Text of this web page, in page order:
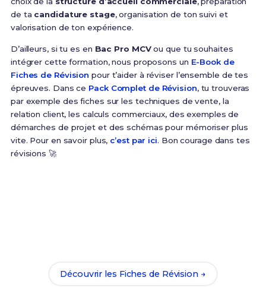
de ta candidature stage, organisation de ton suivi et
valorisation de ton expérience.
D’ailleurs, si tu es en Bac Pro MCVou que tu souhaites
intégrer cette formation, nous proposons un E-Book de
Fiches de Révision pour t’aider à réviser l’ensemble de tes
épreuves. Dans ce Pack Complet de Révision, tu trouveras
par exemple des fiches sur les techniques de vente, la
relation client, les calculs commerciaux, des exemples de
démarches de projet et des schémas pour mémoriser plus
vite. Pour en savoir plus, c’est par ici. Bon courage dans tes
révisions 🚀
Découvrir les Fiches de Révision →